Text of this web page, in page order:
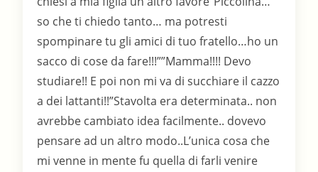
so che ti chiedo tanto… ma potresti
spompinare tu gli amici di tuo fratello…ho un
sacco di cose da fare!!!””Mamma!!!! Devo
studiare!! E poi non mi va di succhiare il cazzo
a dei lattanti!!”Stavolta era determinata.. non
avrebbe cambiato idea facilmente.. dovevo
pensare ad un altro modo..L’unica cosa che
mi venne in mente fu quella di farli venire